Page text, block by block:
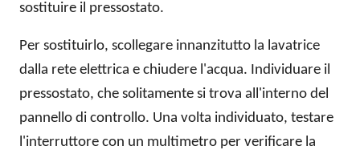
sostituire il pressostato.
Per sostituirlo, scollegare innanzitutto la lavatrice
dalla rete elettrica e chiudere l'acqua. Individuare il
pressostato, che solitamente si trova all'interno del
pannello di controllo. Una volta individuato, testare
l'interruttore con un multimetro per verificare la